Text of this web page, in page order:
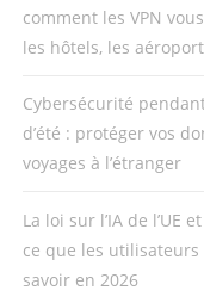
comment les VPN
les hôtels, les
Cybersécurité
d’été : protéger vos
voyages à l’étranger
La loi sur l’IA de l’UE
ce que les utilisateurs
savoir en 2026